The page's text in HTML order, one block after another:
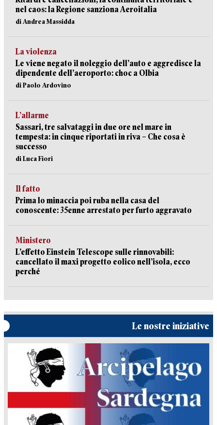
nel caos: la Regione sanziona Aeroitalia
di Andrea Massidda
La violenza
Le viene negato il noleggio dell’auto e aggredisce la
dipendente dell’aeroporto: choc a Olbia
di Paolo Ardovino
L’allarme
Sassari, tre salvataggi in due ore nel mare in
tempesta: in cinque riportati in riva – Che cosa è
successo
di Luca Fiori
Il fatto
Prima lo minaccia poi ruba nella casa del
conoscente: 35enne arrestato per furto aggravato
Ministero
L’effetto Einstein Telescope sulle rinnovabili:
cancellato il maxi progetto eolico nell’isola, ecco
perché
Le nostre iniziative